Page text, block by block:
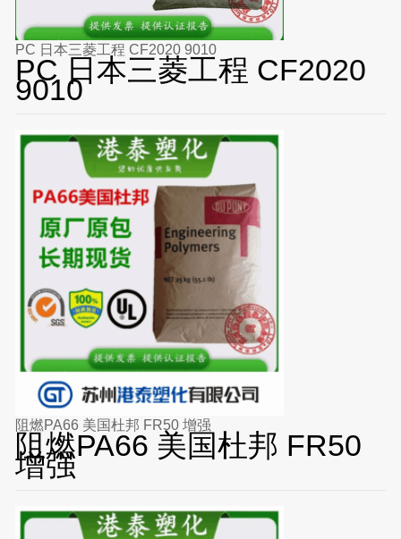
PC 日本三菱工程 CF2020 9010
PC 日本三菱工程 CF2020
9010
阻燃PA66 美国杜邦 FR50 增强
阻燃PA66 美国杜邦 FR50
增强